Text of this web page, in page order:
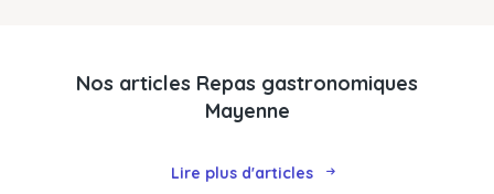
Nos articles Repas gastronomiques
Mayenne
Lire plus d'articles